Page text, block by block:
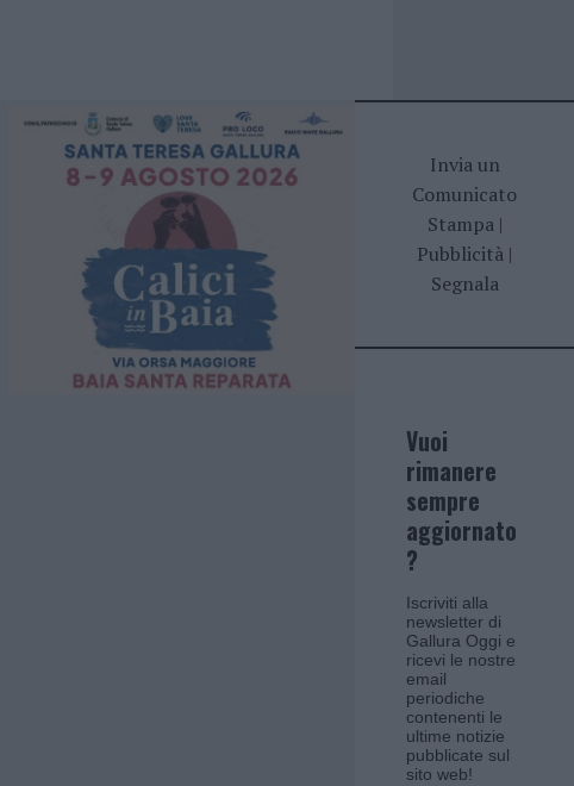
Invia un
Comunicato
Stampa|
Pubblicità |
Segnala
Vuoi
rimanere
sempre
aggiornato
?
Iscriviti alla
newsletter di
Gallura Oggi e
ricevi le nostre
email
periodiche
contenenti le
ultime notizie
pubblicate sul
sito web!